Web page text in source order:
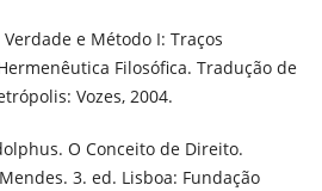
Verdade e Método I: Traços
Filosófica. Tradução de
Vozes, 2004.
O Conceito de Direito.
3. ed. Lisboa: Fundação